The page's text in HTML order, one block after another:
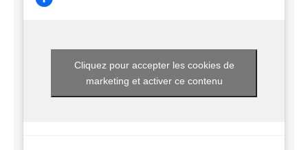
Cliquez pour accepter les cookies de
marketing et activer ce contenu